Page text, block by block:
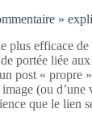
»
plus efficace de
portée liée
post « propre
(ou d’une
que le lien